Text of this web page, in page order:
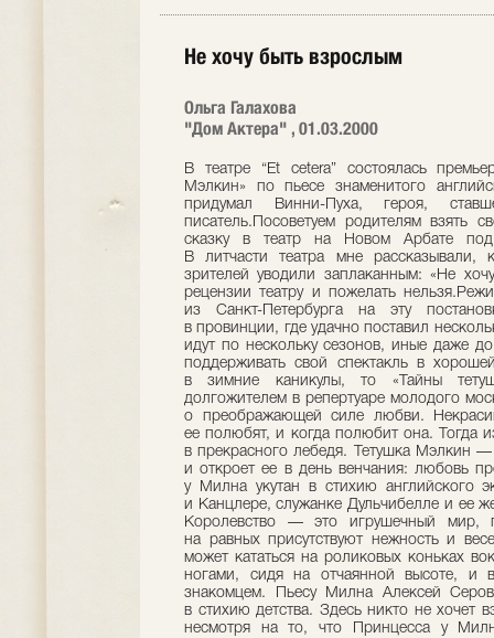
Не хочу быть взрослым
Ольга Галахова
"Дом Актера" , 01.03.2000
В театре “Et cetera” состоялась
Мэлкин» по пьесе знаменитого
придумал Винни-Пуха, героя,
писатель.Посоветуем родителям взять
сказку в театр на Новом Арбате под
В литчасти театра мне
зрителей уводили заплаканным: «Не
рецензии театру и пожелать
из Санкт-Петербурга на эту
в провинции, где удачно поставил
идут по нескольку сезонов, иные даже до
поддерживать свой спектакль в
в зимние каникулы, то «Тайны
долгожителем в репертуаре молодого
о преображающей силе любви.
ее полюбят, и когда полюбит она. Тогда
в прекрасного лебедя. Тетушка Мэлкин —
и откроет ее в день венчания: любовь
у Милна укутан в стихию английского
и Канцлере, служанке Дульчибелле и ее
Королевство — это игрушечный мир,
на равных присутствуют нежность и
может кататься на роликовых коньках
ногами, сидя на отчаянной высоте, и
знакомцем. Пьесу Милна Алексей
в стихию детства. Здесь никто не хочет
несмотря на то, что Принцесса у